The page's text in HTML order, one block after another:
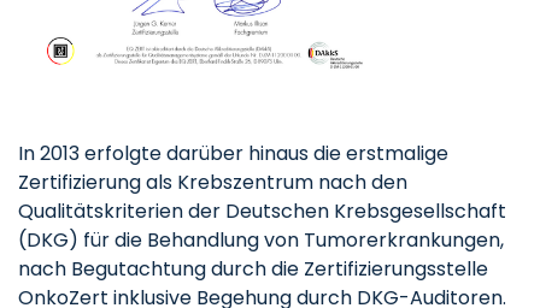
In 2013 erfolgte darüber hinaus die erstmalige
Zertifizierung als Krebszentrum nach den
Qualitätskriterien der Deutschen Krebsgesellschaft
(DKG) für die Behand­lung von Tumor­erkrankungen,
nach Begutachtung durch die Zertifizierungsstelle
OnkoZert inklusive Begehung durch DKG-Auditoren.